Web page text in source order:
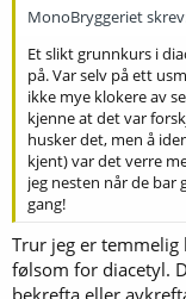
usmakkursene nå, er.
så det vanskelig kan
kanskje gå nedover
hver enkelt når det
gjort dette, ville man
vurdere eksempeløl
MonoBryggeriet
Et slikt grunnkurs i
på. Var selv på ett
ikke mye klokere av
kjenne at det var
husker det, men å
kjent) var det verre
jeg nesten når de bar
gang!
Trur jeg er temmelig
følsom for diacetyl.
bekrefta eller